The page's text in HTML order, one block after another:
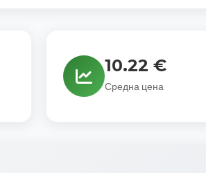
10.22 €
Средна цена